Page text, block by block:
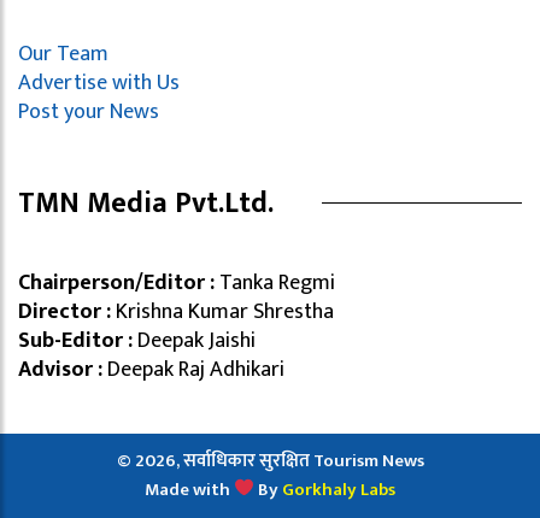
Our Team
Advertise with Us
Post your News
TMN Media Pvt.Ltd.
Chairperson/Editor :Tanka Regmi
Director :Krishna Kumar Shrestha
Sub-Editor :Deepak Jaishi
Advisor :Deepak Raj Adhikari
© 2026, सर्वाधिकार सुरक्षित Tourism News
Made with
ByGorkhaly Labs